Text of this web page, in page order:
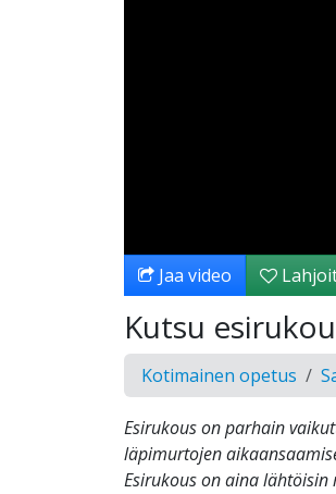
Jaa video
Kutsu
Kotimainen opetus
Esirukous on parhain
läpimurtojen
Esirukous on aina